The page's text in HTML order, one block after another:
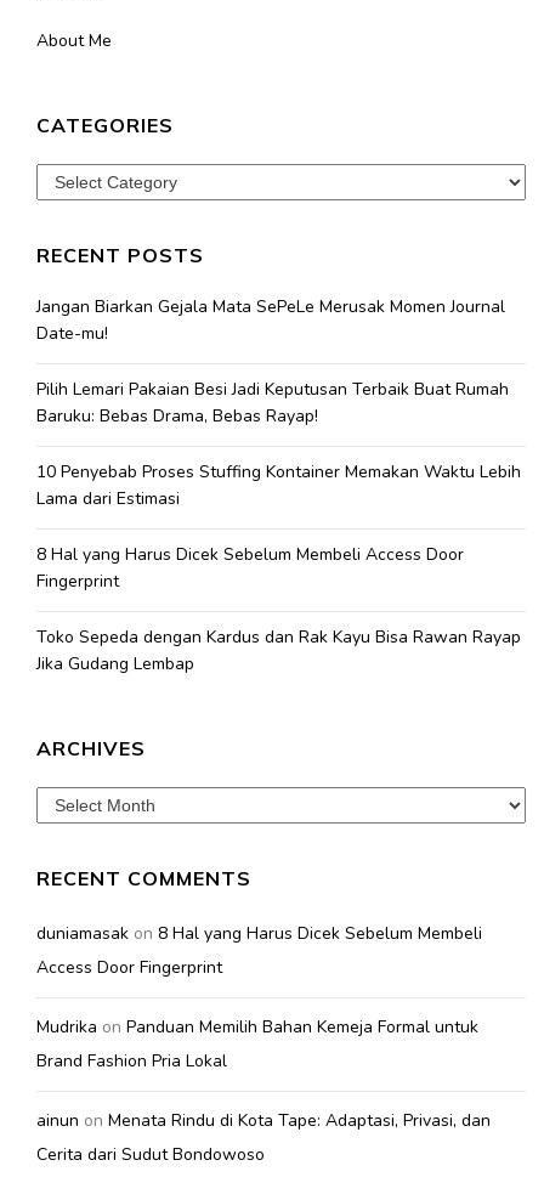
About Me
CATEGORIES
Categories
RECENT POSTS
Jangan Biarkan Gejala Mata SePeLe Merusak Momen Journal
Date-mu!
Pilih Lemari Pakaian Besi Jadi Keputusan Terbaik Buat Rumah
Baruku: Bebas Drama, Bebas Rayap!
10 Penyebab Proses Stuffing Kontainer Memakan Waktu Lebih
Lama dari Estimasi
8 Hal yang Harus Dicek Sebelum Membeli Access Door
Fingerprint
Toko Sepeda dengan Kardus dan Rak Kayu Bisa Rawan Rayap
Jika Gudang Lembap
ARCHIVES
Archives
RECENT COMMENTS
duniamasak on 8 Hal yang Harus Dicek Sebelum Membeli
Access Door Fingerprint
Mudrika on Panduan Memilih Bahan Kemeja Formal untuk
Brand Fashion Pria Lokal
ainun on Menata Rindu di Kota Tape: Adaptasi, Privasi, dan
Cerita dari Sudut Bondowoso